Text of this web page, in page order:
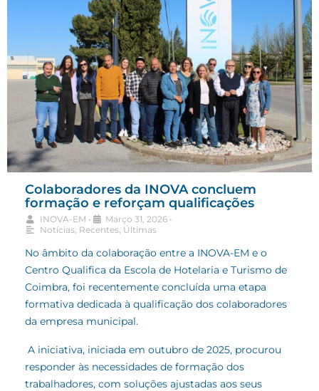
Colaboradores da INOVA concluem
formação e reforçam qualificações
INOVA-EM • Março 31, 2026 •
Notícias, Recentes, Últimas
No âmbito da colaboração entre a INOVA-EM e o
Centro Qualifica da Escola de Hotelaria e Turismo de
Coimbra, foi recentemente concluída uma etapa
formativa dedicada à qualificação dos colaboradores
da empresa municipal.
A iniciativa, iniciada em outubro de 2025, procurou
responder às necessidades de formação dos
trabalhadores, com soluções ajustadas aos seus